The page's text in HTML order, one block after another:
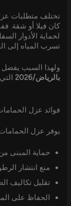
تختلف متطلبات
كان فيلا أو شقة.
لحماية الأدوار
تسرب المياه إلى
ولهذا السبب يفضل
بالرياض/2026
فوائد عزل
يوفر عزل الحمامات
حماية المبنى
منع انتشار
تقليل تكاليف
الحفاظ على